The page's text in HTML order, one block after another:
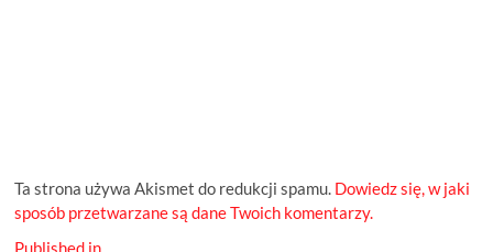
Ta strona używa Akismet do redukcji spamu. Dowiedz się, w jaki
sposób przetwarzane są dane Twoich komentarzy.